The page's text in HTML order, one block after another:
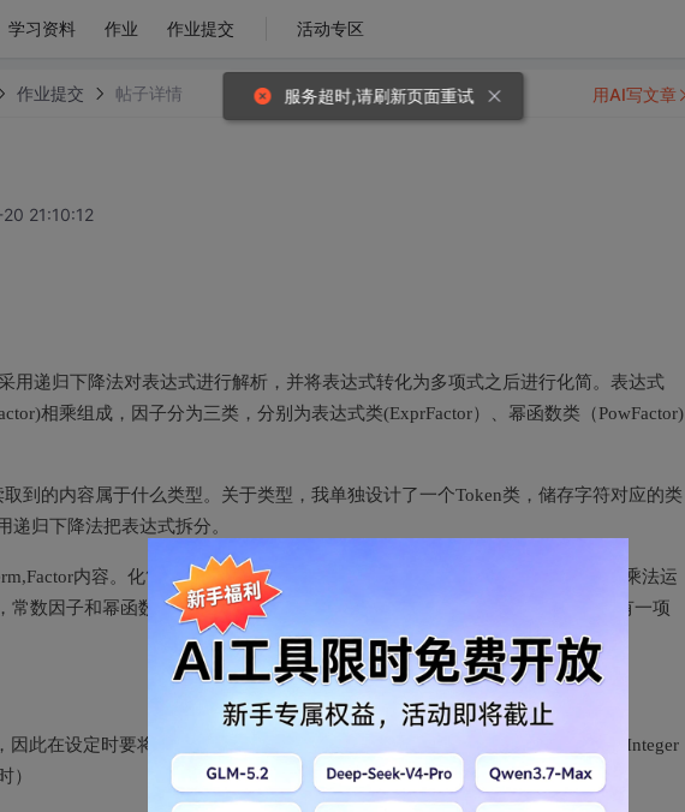
学习资料 作业 作业提交 活动专区
作业提交 帖子详情
21:10:12
用递归下降法对表达式进行解析，并将表达式转化为多项式之后进行化简。表达式
相乘组成，因子分为三类，分别为表达式类(ExprFactor）、幂函数类（PowFactor)
到的内容属于什么类型。关于类型，我单独设计了一个Token类，储存字符对应的类
递归下降法把表达式拆分。
内容。化简的方式是将其转化为多项式(Poly)，并进行多项式的加法和乘法运
常数因子和幂函数因子可以直接转化为单项式，即a*x^n的形式，可以看作只有一项
因此在设定时要将系数类型定为BigInteger,且创建一个新Num类型时要采用BigInteger
）
用AI写文章